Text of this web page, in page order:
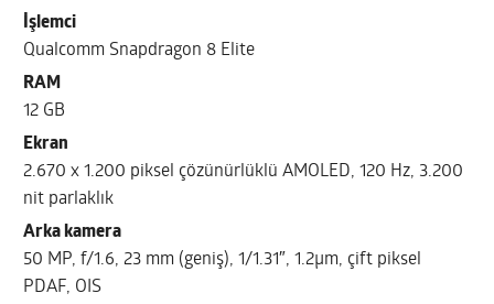
İşlemci
Qualcomm Snapdragon 8 Elite
RAM
12 GB
Ekran
2.670 x 1.200 piksel çözünürlüklü AMOLED, 120 Hz, 3.200
nit parlaklık
Arka kamera
50 MP, f/1.6, 23 mm (geniş), 1/1.31″, 1.2µm, çift piksel
PDAF, OIS